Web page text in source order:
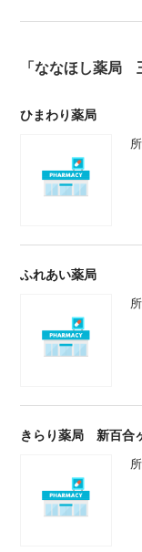
「ななほし薬局
ひまわり薬局
ふれあい薬局
きらり薬局 新百合